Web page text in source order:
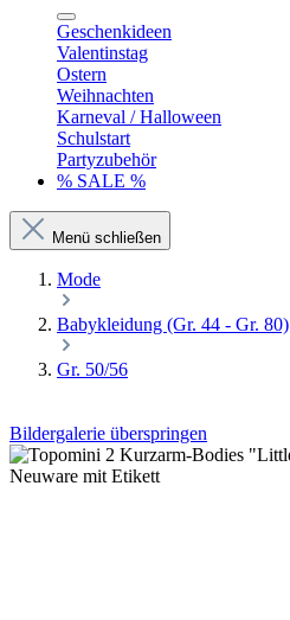
Geschenkideen
Valentinstag
Ostern
Weihnachten
Karneval / Halloween
Schulstart
Partyzubehör
% SALE %
Menü schließen
Mode
Babykleidung (Gr. 44 - Gr. 80)
Gr. 50/56
Bildergalerie überspringen